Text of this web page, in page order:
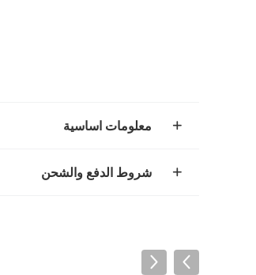
معلومات اساسية
شروط الدفع والشحن